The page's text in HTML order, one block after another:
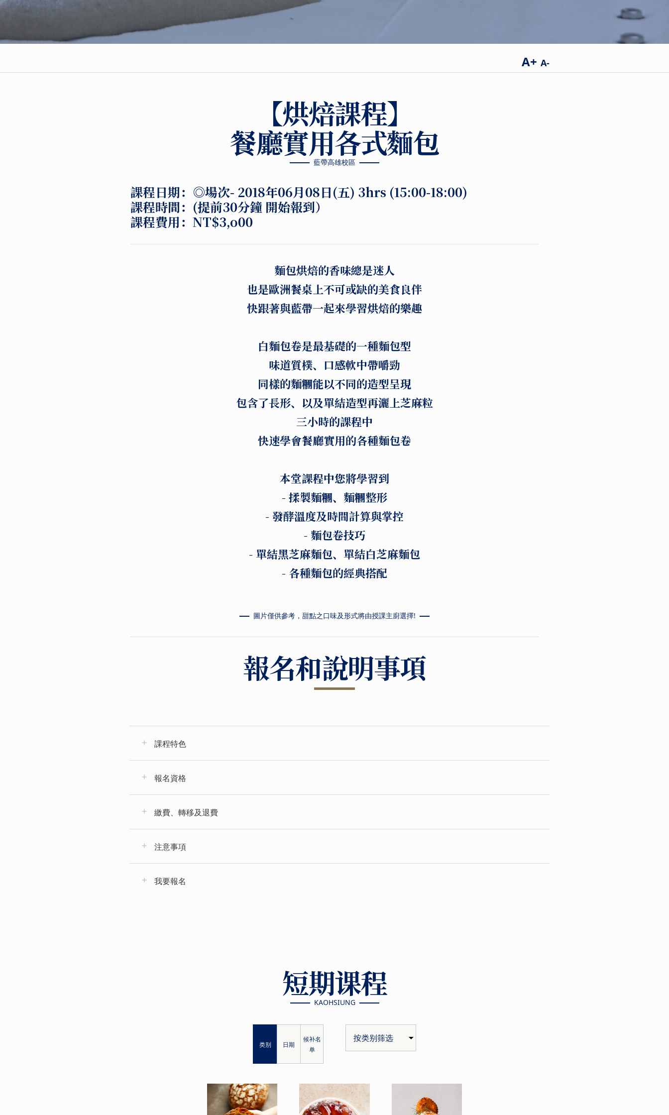
A+ A-
【烘焙課程】
餐廳實用各式麵包
藍帶高雄校區
課程日期： ◎場次- 2018年06月08日(五) 3hrs (15:00-18:00)
課程時間： (提前30分鐘 開始報到）
課程費用： NT$3,o00
麵包烘焙的香味總是迷人
也是歐洲餐桌上不可或缺的美食良伴
快跟著與藍帶一起來學習烘焙的樂趣
白麵包卷是最基礎的一種麵包型
味道質樸、口感軟中帶嚼勁
同樣的麵糰能以不同的造型呈現
包含了長形、以及單結造型再灑上芝麻粒
三小時的課程中
快速學會餐廳實用的各種麵包卷
本堂課程中您將學習到
- 揉製麵糰、麵糰整形
- 發酵溫度及時間計算與掌控
- 麵包卷技巧
- 單結黑芝麻麵包、單結白芝麻麵包
- 各種麵包的經典搭配
圖片僅供參考，甜點之口味及形式將由授課主廚選擇!
報名和說明事項
課程特色
報名資格
繳費、轉移及退費
注意事項
我要報名
短期课程
KAOHSIUNG
类别 日期
候补名
单